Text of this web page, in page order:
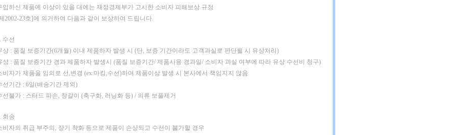
입하신 제품에 이상이 있을 대에는 재정경제부가 고시한 소비자 피해보상 규정
2002-23호]에 의거하여 다음과 같이 보상하여 드립니다.
수선
상 : 품질 보증기간(6개월) 이내 제품하자 발생 시 (단, 보증 기간이라도 고객과실로 판단될 시 유상처리)
상 : 품질 보증기간 경과 제품하자 발생시 (품질 보증기간/ 제품사용 경과일/ 소비자 과실 여부에 따라 유상 수선비 청구)
비자가 제품을 임의로 선,변경 (ex:마킹,수선)하여 제품이상 발생 시 본사에서 책임지지 않음
선기간 : 6일(배송기간 제외)
선불가 : 스터드 파손, 창갈이 (축구화, 러닝화 등) / 의류 보풀제거
회송
비자의 취급 부주의, 장기 착화 등으로 제품이 손상되고 수선이 불가할 경우